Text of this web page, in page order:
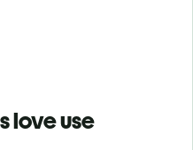
love use